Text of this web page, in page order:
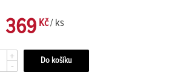
369 Kč/ ks
+
-